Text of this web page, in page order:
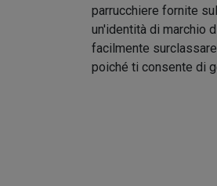
parrucchiere fornite
un'identità di marchio
facilmente
poiché ti consente di